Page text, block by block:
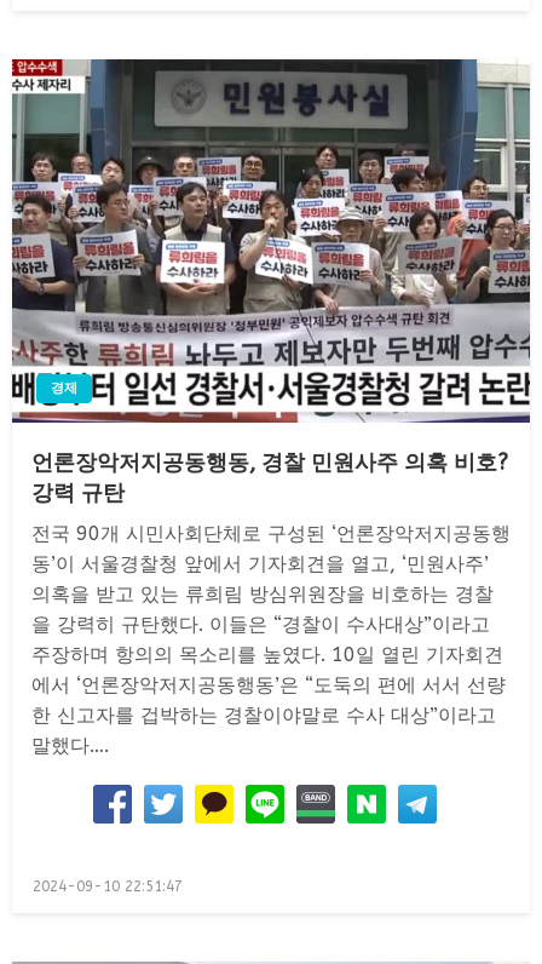
경제
언론장악저지공동행동, 경찰 민원사주 의혹 비호?
강력 규탄
전국 90개 시민사회단체로 구성된 ‘언론장악저지공동행
동’이 서울경찰청 앞에서 기자회견을 열고, ‘민원사주’
의혹을 받고 있는 류희림 방심위원장을 비호하는 경찰
을 강력히 규탄했다. 이들은 “경찰이 수사대상”이라고
주장하며 항의의 목소리를 높였다. 10일 열린 기자회견
에서 ‘언론장악저지공동행동’은 “도둑의 편에 서서 선량
한 신고자를 겁박하는 경찰이야말로 수사 대상”이라고
말했다….
Posted
2024-09-10 22:51:47